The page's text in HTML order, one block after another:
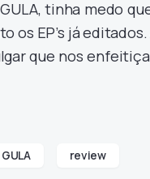
tinha medo
EP’s já editados.
que nos
GULA review